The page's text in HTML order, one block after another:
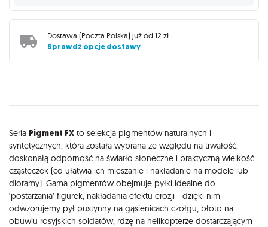
Dostawa (Poczta Polska) już od 12 zł.
Sprawdź opcje dostawy
Opis
Seria Pigment FX to selekcja pigmentów naturalnych i
syntetycznych, która została wybrana ze względu na trwałość,
doskonałą odporność na światło słoneczne i praktyczną wielkość
cząsteczek (co ułatwia ich mieszanie i nakładanie na modele lub
dioramy). Gama pigmentów obejmuje pyłki idealne do
‘postarzania’ figurek, nakładania efektu erozji - dzięki nim
odwzorujemy pył pustynny na gąsienicach czołgu, błoto na
obuwiu rosyjskich soldatów, rdzę na helikopterze dostarczającym